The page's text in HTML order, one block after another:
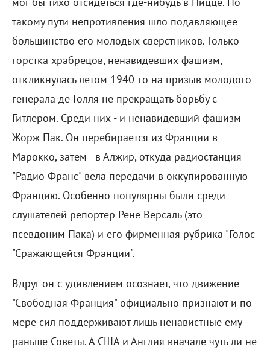
такому пути непротивления шло подавляющее
большинство его молодых сверстников. Только
горстка храбрецов, ненавидевших фашизм,
откликнулась летом 1940-го на призыв молодого
генерала де Голля не прекращать борьбу с
Гитлером. Среди них - и ненавидевший фашизм
Жорж Пак. Он перебирается из Франции в
Марокко, затем - в Алжир, откуда радиостанция
"Радио Франс" вела передачи в оккупированную
Францию. Особенно популярны были среди
слушателей репортер Рене Версаль (это
псевдоним Пака) и его фирменная рубрика "Голос
"Сражающейся Франции".
Вдруг он с удивлением осознает, что движение
"Свободная Франция" официально признают и по
мере сил поддерживают лишь ненавистные ему
раньше Советы. А США и Англия вначале чуть ли не